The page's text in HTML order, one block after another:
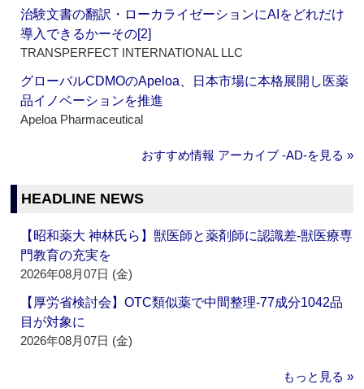
治験文書の翻訳・ローカライゼーションにAIをどれだけ
導入できるかーその[2]
TRANSPERFECT INTERNATIONAL LLC
グローバルCDMOのApeloa、日本市場に本格展開し医薬
品イノベーションを推進
Apeloa Pharmaceutical
おすすめ情報 アーカイブ ‐AD‐を見る »
HEADLINE NEWS
【昭和薬大 神林氏ら】獣医師と薬剤師に認識差‐獣医療専
門教育の充実を
2026年08月07日 (金)
【厚労省検討会】OTC類似薬で中間整理‐77成分1042品
目が対象に
2026年08月07日 (金)
もっと見る »